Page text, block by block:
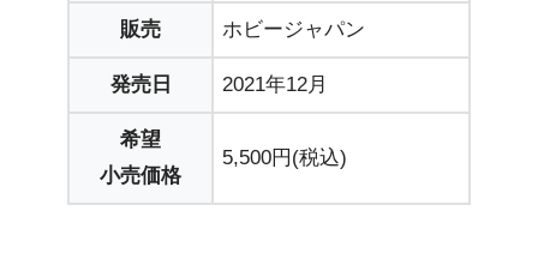
販売 ホビージャパン
発売日 2021年12月
希望
小売価格
5,500円(税込)